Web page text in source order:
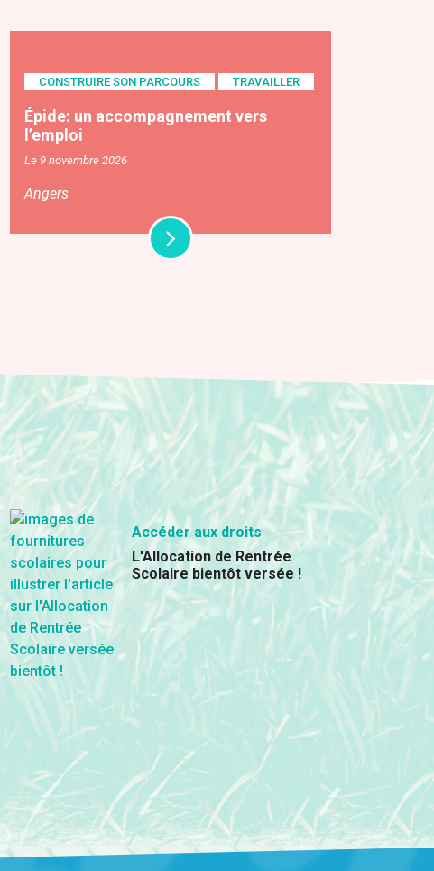
CONSTRUIRE SON PARCOURS TRAVAILLER
Épide: un accompagnement vers
l’emploi
Le 9 novembre 2026
Angers
Accéder aux droits
L'Allocation de Rentrée
Scolaire bientôt versée !